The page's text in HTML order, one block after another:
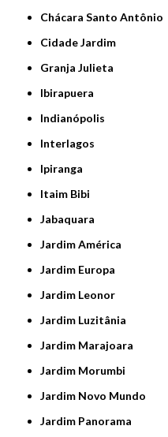
Chácara Santo Antônio
Cidade Jardim
Granja Julieta
Ibirapuera
Indianópolis
Interlagos
Ipiranga
Itaim Bibi
Jabaquara
Jardim América
Jardim Europa
Jardim Leonor
Jardim Luzitânia
Jardim Marajoara
Jardim Morumbi
Jardim Novo Mundo
Jardim Panorama